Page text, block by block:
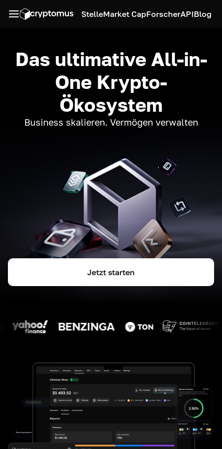
StelleMarket CapForscherAPIBlog
Das ultimative All-in-
One Krypto-
Ökosystem
Business skalieren. Vermögen verwalten
Jetzt starten